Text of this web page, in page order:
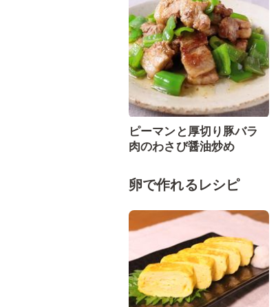
ピーマンと厚切り豚バラ
肉のわさび醤油炒め
卵で作れるレシピ